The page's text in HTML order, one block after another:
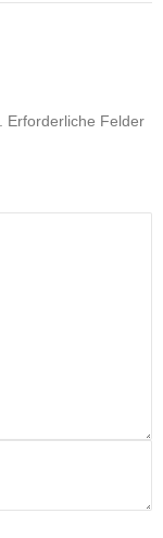
Erforderliche Felder